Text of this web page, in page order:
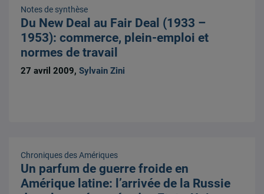
Notes de synthèse
Du New Deal au Fair Deal (1933 –
1953): commerce, plein-emploi et
normes de travail
27 avril 2009,Sylvain Zini
Chroniques des Amériques
Un parfum de guerre froide en
Amérique latine: l’arrivée de la Russie